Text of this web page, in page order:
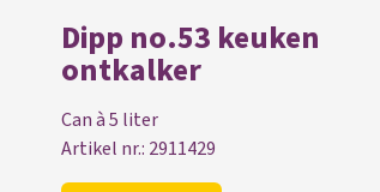
Dipp no.53 keuken
ontkalker
Can à 5 liter
Artikel nr.: 2911429